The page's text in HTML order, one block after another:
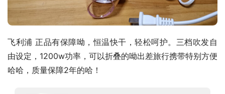
飞利浦 正品有保障呦，恒温快干，轻松呵护。三档吹发自
由设定，1200w功率，可以折叠的呦出差旅行携带特别方便
哈哈，质量保障2年的哈！